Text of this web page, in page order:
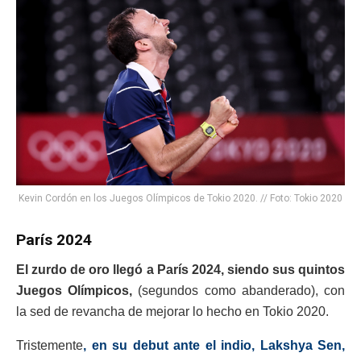
Kevin Cordón en los Juegos Olímpicos de Tokio 2020. // Foto: Tokio 2020
París 2024
El zurdo de oro llegó a París 2024, siendo sus quintos
Juegos Olímpicos, (segundos como abanderado), con
la sed de revancha de mejorar lo hecho en Tokio 2020.
Tristemente, en su debut ante el indio, Lakshya Sen,